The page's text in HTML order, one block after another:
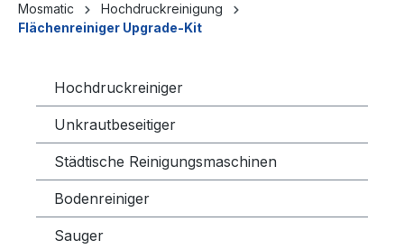
Mosmatic
Hochdruckreinigung
Flächenreiniger Upgrade-Kit
Hochdruckreiniger
Unkrautbeseitiger
Städtische Reinigungsmaschinen
Bodenreiniger
Sauger